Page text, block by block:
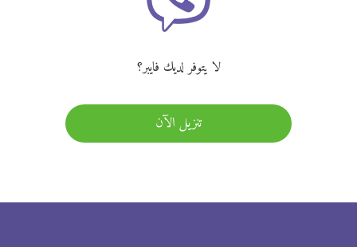
لا يتوفر لديك فايبر؟
تنزيل الآن